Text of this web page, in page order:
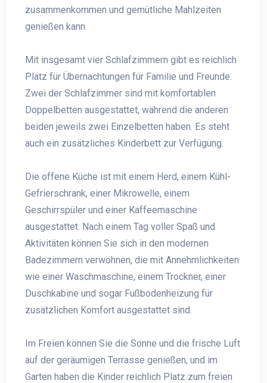
zusammenkommen und gemütliche Mahlzeiten
genießen kann.
Mit insgesamt vier Schlafzimmern gibt es reichlich
Platz für Übernachtungen für Familie und Freunde.
Zwei der Schlafzimmer sind mit komfortablen
Doppelbetten ausgestattet, während die anderen
beiden jeweils zwei Einzelbetten haben. Es steht
auch ein zusätzliches Kinderbett zur Verfügung.
Die offene Küche ist mit einem Herd, einem Kühl-
Gefrierschrank, einer Mikrowelle, einem
Geschirrspüler und einer Kaffeemaschine
ausgestattet. Nach einem Tag voller Spaß und
Aktivitäten können Sie sich in den modernen
Badezimmern verwöhnen, die mit Annehmlichkeiten
wie einer Waschmaschine, einem Trockner, einer
Duschkabine und sogar Fußbodenheizung für
zusätzlichen Komfort ausgestattet sind.
Im Freien können Sie die Sonne und die frische Luft
auf der geräumigen Terrasse genießen, und im
Garten haben die Kinder reichlich Platz zum freien